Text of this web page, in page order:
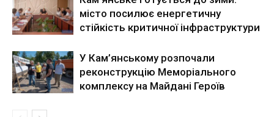
місто посилює енергетичну
стійкість критичної інфраструктури
У Кам’янському розпочали
реконструкцію Меморіального
комплексу на Майдані Героїв